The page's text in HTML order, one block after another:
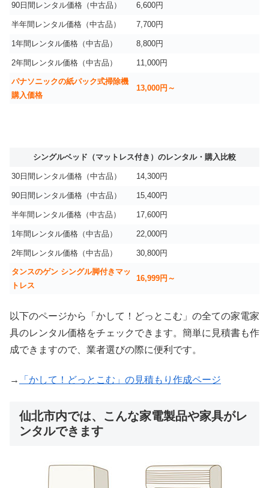
90日間レンタル価格（中古品） 6,600円
半年間レンタル価格（中古品） 7,700円
1年間レンタル価格（中古品） 8,800円
2年間レンタル価格（中古品） 11,000円
パナソニックの紙パック式掃除機
購入価格
13,000円～
シングルベッド（マットレス付き）のレンタル・購入比較
30日間レンタル価格（中古品） 14,300円
90日間レンタル価格（中古品） 15,400円
半年間レンタル価格（中古品） 17,600円
1年間レンタル価格（中古品） 22,000円
2年間レンタル価格（中古品） 30,800円
タンスのゲン シングル脚付きマッ
トレス
16,999円～
以下のページから「かして！どっとこむ」の全ての家電家
具のレンタル価格をチェックできます。簡単に見積書も作
成できますので、業者選びの際に便利です。
→ 「かして！どっとこむ」の見積もり作成ページ
仙北市内では、こんな家電製品や家具がレ
ンタルできます